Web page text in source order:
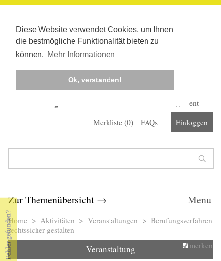
Diese Website verwendet Cookies, um Ihnen
die bestmögliche Funktionalität bieten zu
können. Mehr Informationen
Ok, verstanden!
Kostenlos registrieren
Corona-Management
Merkliste (0) FAQs Einloggen
Zur Themenübersicht → Menu
Sie sind hier
Home > Aktivitäten > Veranstaltungen > Berufungsverfahren
rechtssicher gestalten
Veranstaltung merken